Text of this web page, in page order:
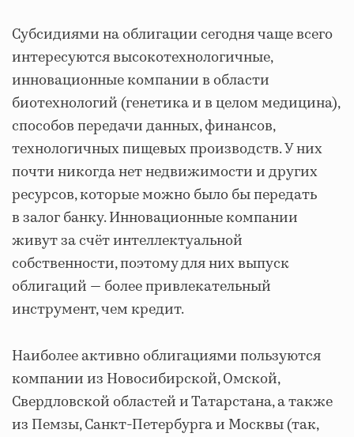
Субсидиями на облигации сегодня чаще всего
интересуются высокотехнологичные,
инновационные компании в области
биотехнологий (генетика и в целом медицина),
способов передачи данных, финансов,
технологичных пищевых производств. У них
почти никогда нет недвижимости и других
ресурсов, которые можно было бы передать
в залог банку. Инновационные компании
живут за счёт интеллектуальной
собственности, поэтому для них выпуск
облигаций — более привлекательный
инструмент, чем кредит.
Наиболее активно облигациями пользуются
компании из Новосибирской, Омской,
Свердловской областей и Татарстана, а также
из Пемзы, Санкт-Петербурга и Москвы (так,